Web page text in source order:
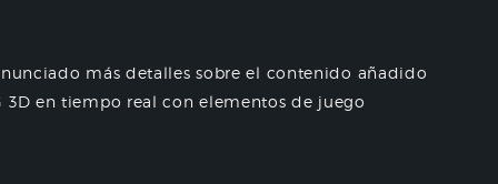
más detalles sobre el contenido añadido
en tiempo real con elementos de juego